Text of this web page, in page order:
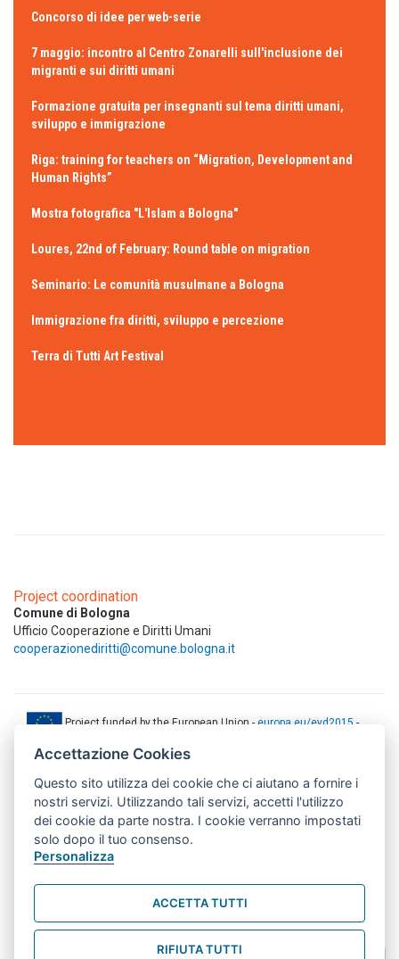
Concorso di idee per web-serie
7 maggio: incontro al Centro Zonarelli sull'inclusione dei
migranti e sui diritti umani
Formazione gratuita per insegnanti sul tema diritti umani,
sviluppo e immigrazione
Riga: training for teachers on “Migration, Development and
Human Rights”
Mostra fotografica "L'Islam a Bologna"
Loures, 22nd of February: Round table on migration
Seminario: Le comunità musulmane a Bologna
Immigrazione fra diritti, sviluppo e percezione
Terra di Tutti Art Festival
Project coordination
Comune di Bologna
Ufficio Cooperazione e Diritti Umani
cooperazionediritti@comune.bologna.it
Project funded by the European Union -europa.eu/eyd2015 -
European Union. The contents of this document are the sole
responsibility of AMITIE CODE partners and can under no
circumstances be regarded as reflecting the position of the European
Union.
www.aics.gov.it
Agency for Development Cooperation. The responsibility for its
contents lie exclusively on the AMITIE CODE partnership and don't
necessarily reflect the point of view of the Agency.
Accettazione Cookies
Questo sito utilizza dei cookie che ci aiutano a fornire i
nostri servizi. Utilizzando tali servizi, accetti l'utilizzo
dei cookie da parte nostra. I cookie verranno impostati
solo dopo il tuo consenso.
Personalizza
ACCETTA TUTTI
RIFIUTA TUTTI